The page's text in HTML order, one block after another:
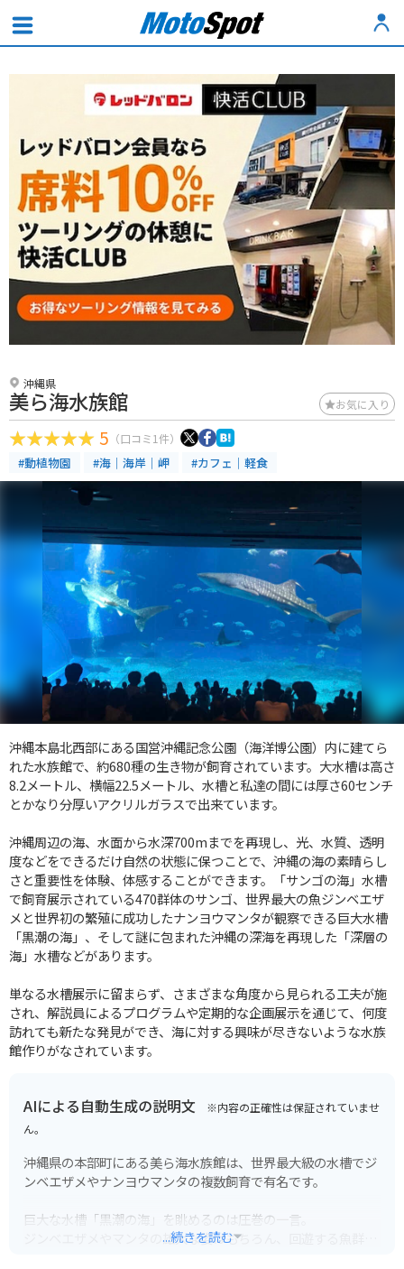
沖縄県
美ら海水族館 お気に入り
5 （口コミ1件）
#動植物園 #海｜海岸｜岬 #カフェ｜軽食
沖縄本島北西部にある国営沖縄記念公園（海洋博公園）内に建てら
れた水族館で、約680種の生き物が飼育されています。大水槽は高さ
8.2メートル、横幅22.5メートル、水槽と私達の間には厚さ60センチ
とかなり分厚いアクリルガラスで出来ています。
沖縄周辺の海、水面から水深700mまでを再現し、光、水質、透明
度などをできるだけ自然の状態に保つことで、沖縄の海の素晴らし
さと重要性を体験、体感することができます。「サンゴの海」水槽
で飼育展示されている470群体のサンゴ、世界最大の魚ジンベエザ
メと世界初の繁殖に成功したナンヨウマンタが観察できる巨大水槽
「黒潮の海」、そして謎に包まれた沖縄の深海を再現した「深層の
海」水槽などがあります。
単なる水槽展示に留まらず、さまざまな角度から見られる工夫が施
され、解説員によるプログラムや定期的な企画展示を通じて、何度
訪れても新たな発見ができ、海に対する興味が尽きないような水族
館作りがなされています。
AIによる自動生成の説明文 ※内容の正確性は保証されていませ
ん。
沖縄県の本部町にある美ら海水族館は、世界最大級の水槽でジ
ンベエザメやナンヨウマンタの複数飼育で有名です。
巨大な水槽「黒潮の海」を眺めるのは圧巻の一言。
ジンベエザメやマンタの雄大な姿はもちろん、回遊する魚群や
...続きを読む